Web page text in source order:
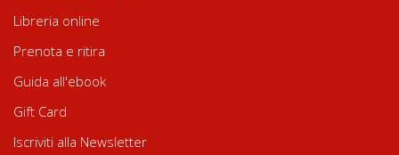
Libreria online
Prenota e ritira
Guida all'ebook
Gift Card
Iscriviti alla Newsletter